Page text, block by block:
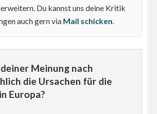
Du kannst uns deine Kritik
auch gern via Mail schicken
Meinung nach
die Ursachen für die
Europa?